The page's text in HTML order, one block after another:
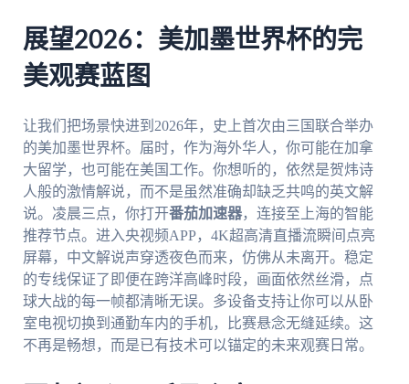
展望2026：美加墨世界杯的完
美观赛蓝图
让我们把场景快进到2026年，史上首次由三国联合举办
的美加墨世界杯。届时，作为海外华人，你可能在加拿
大留学，也可能在美国工作。你想听的，依然是贺炜诗
人般的激情解说，而不是虽然准确却缺乏共鸣的英文解
说。凌晨三点，你打开番茄加速器，连接至上海的智能
推荐节点。进入央视频APP，4K超高清直播流瞬间点亮
屏幕，中文解说声穿透夜色而来，仿佛从未离开。稳定
的专线保证了即便在跨洋高峰时段，画面依然丝滑，点
球大战的每一帧都清晰无误。多设备支持让你可以从卧
室电视切换到通勤车内的手机，比赛悬念无缝延续。这
不再是畅想，而是已有技术可以锚定的未来观赛日常。